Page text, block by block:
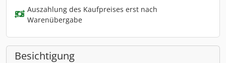
Auszahlung des Kaufpreises erst nach
Warenübergabe
Besichtigung